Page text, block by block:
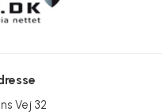
Vej 32